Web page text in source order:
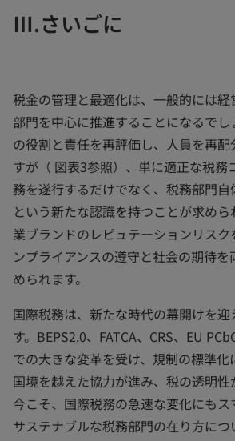
Ⅲ.さいごに
税金の管理と最適化は、一般的には
部門を中心に推進することになるでし
の役割と責任を再評価し、人員を再
すが（ 図表3参照）、単に適正な税務
務を遂行するだけでなく、税務部門
という新たな認識を持つことが求めら
業ブランドのレピュテーションリス
ンプライアンスの遵守と社会の期待
められます。
国際税務は、新たな時代の幕開けを迎
す。BEPS2.0、FATCA、CRS、EU
での大きな変革を受け、規制の標準
国境を越えた協力が進み、税の透明性
今こそ、国際税務の急速な変化にも
サステナブルな税務部門の在り方につ